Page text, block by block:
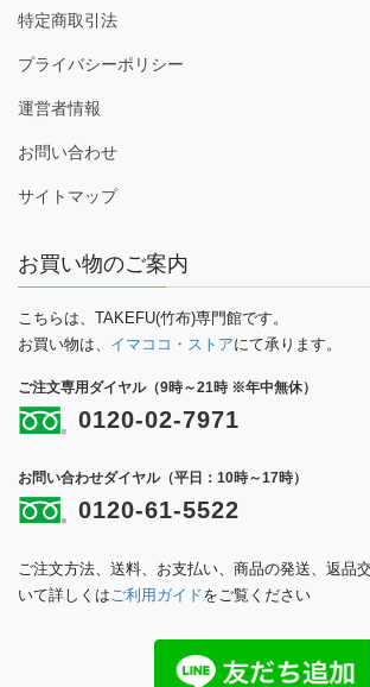
特定商取引法
プライバシーポリシー
運営者情報
お問い合わせ
サイトマップ
お買い物のご案内
こちらは、TAKEFU(竹布)専門館です。
お買い物は、 イマココ・ストアにて承ります。
ご注文専用ダイヤル（9時～21時 ※年中無休）
0120-02-7971
お問い合わせダイヤル（平日：10時～17時）
0120-61-5522
ご注文方法、送料、お支払い、商品の発送、返品
いて詳しくは ご利用ガイドをご覧ください